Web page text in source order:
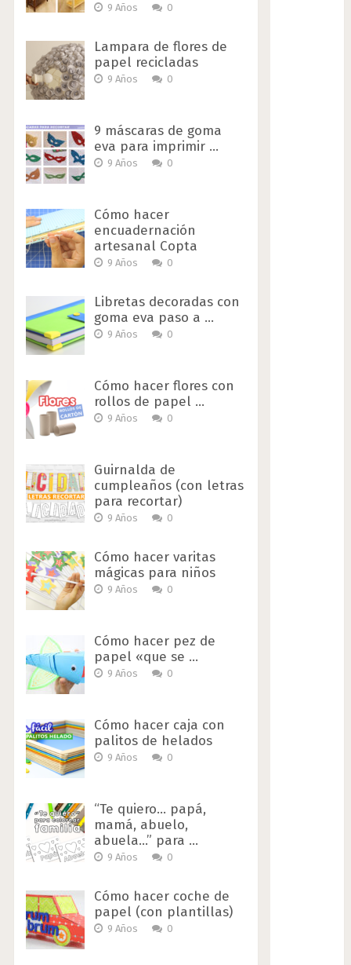
9 Años 0
Lampara de flores de
papel recicladas
9 Años 0
9 máscaras de goma
eva para imprimir …
9 Años 0
Cómo hacer
encuadernación
artesanal Copta
9 Años 0
Libretas decoradas con
goma eva paso a …
9 Años 0
Cómo hacer flores con
rollos de papel …
9 Años 0
Guirnalda de
cumpleaños (con letras
para recortar)
9 Años 0
Cómo hacer varitas
mágicas para niños
9 Años 0
Cómo hacer pez de
papel «que se …
9 Años 0
Cómo hacer caja con
palitos de helados
9 Años 0
“Te quiero… papá,
mamá, abuelo,
abuela…” para …
9 Años 0
Cómo hacer coche de
papel (con plantillas)
9 Años 0